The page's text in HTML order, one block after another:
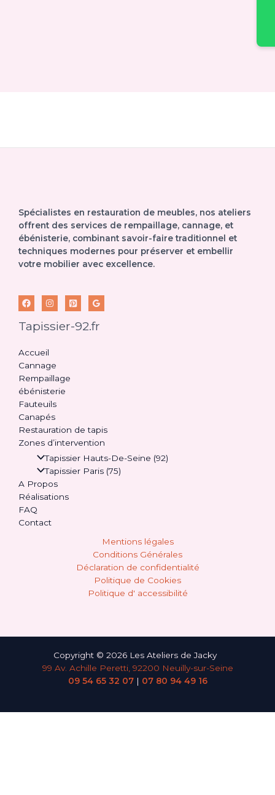
Spécialistes en restauration de meubles, nos ateliers
offrent des services de rempaillage, cannage, et
ébénisterie, combinant savoir-faire traditionnel et
techniques modernes pour préserver et embellir
votre mobilier avec excellence.
Tapissier-92.fr
Accueil
Cannage
Rempaillage
ébénisterie
Fauteuils
Canapés
Restauration de tapis
Zones d’intervention
Tapissier Hauts-De-Seine (92)
Tapissier Paris (75)
A Propos
Réalisations
FAQ
Contact
Mentions légales
Conditions Générales
Déclaration de confidentialité
Politique de Cookies
Politique d' accessibilité
Copyright © 2026 Les Ateliers de Jacky
99 Av. Achille Peretti, 92200 Neuilly-sur-Seine
09 54 65 32 07 | 07 80 94 49 16